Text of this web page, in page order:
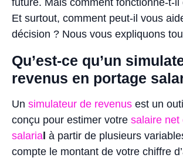
future. Mais comment fonctionne-t-il
Et surtout, comment peut-il vous
décision ? Nous vous expliquons
Qu’est-ce qu’un
revenus en portage
Un simulateur de revenus est un
conçu pour estimer votre salaire net
salaria à partir de plusieurs
compte le montant de votre chiffre